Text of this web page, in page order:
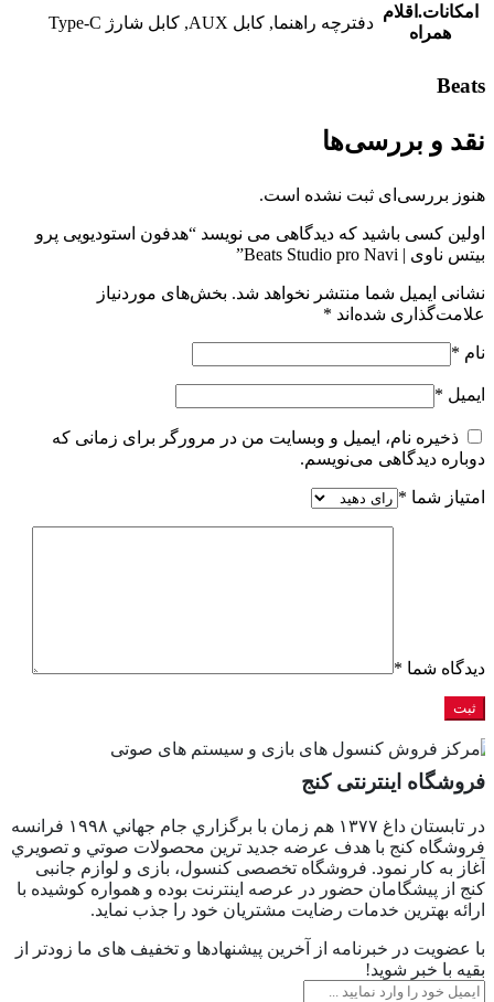
امکانات.اقلام
همراه
دفترچه راهنما, کابل AUX, کابل شارژ Type-C
Beats
نقد و بررسی‌ها
هنوز بررسی‌ای ثبت نشده است.
اولین کسی باشید که دیدگاهی می نویسد “هدفون استودیویی پرو
بیتس ناوی | Beats Studio pro Navi”
نشانی ایمیل شما منتشر نخواهد شد. بخش‌های موردنیاز
علامت‌گذاری شده‌اند *
نام *
ایمیل *
ذخیره نام، ایمیل و وبسایت من در مرورگر برای زمانی که
دوباره دیدگاهی می‌نویسم.
امتیاز شما *
دیدگاه شما *
فروشگاه اینترنتی کنج
در تابستان داغ ١٣٧٧ هم زمان با برگزاري جام جهاني ١٩٩٨ فرانسه
فروشگاه كنج با هدف عرضه جديد ترين محصولات صوتي و تصويري
آغاز به كار نمود. فروشگاه تخصصی کنسول، بازی و لوازم جانبی
کنج از پیشگامان حضور در عرصه اینترنت بوده و همواره کوشیده با
ارائه بهترین خدمات رضایت مشتریان خود را جذب نماید.
با عضویت در خبرنامه از آخرین پیشنهادها و تخفیف های ما زودتر از
بقیه با خبر شوید!